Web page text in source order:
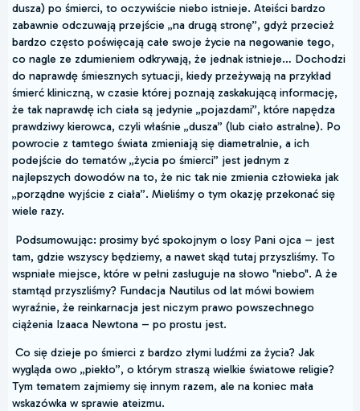
dusza) po śmierci, to oczywiście niebo istnieje. Ateiści bardzo
zabawnie odczuwają przejście „na drugą stronę”, gdyż przecież
bardzo często poświęcają całe swoje życie na negowanie tego,
co nagle ze zdumieniem odkrywają, że jednak istnieje… Dochodzi
do naprawdę śmiesznych sytuacji, kiedy przeżywają na przykład
śmierć kliniczną, w czasie której poznają zaskakującą informację,
że tak naprawdę ich ciała są jedynie „pojazdami”, które napędza
prawdziwy kierowca, czyli właśnie „dusza” (lub ciało astralne). Po
powrocie z tamtego świata zmieniają się diametralnie, a ich
podejście do tematów „życia po śmierci” jest jednym z
najlepszych dowodów na to, że nic tak nie zmienia człowieka jak
„porządne wyjście z ciała”. Mieliśmy o tym okazję przekonać się
wiele razy.
Podsumowując: prosimy być spokojnym o losy Pani ojca – jest
tam, gdzie wszyscy będziemy, a nawet skąd tutaj przyszliśmy. To
wspniałe miejsce, które w pełni zasługuje na słowo "niebo". A że
stamtąd przyszliśmy? Fundacja Nautilus od lat mówi bowiem
wyraźnie, że reinkarnacja jest niczym prawo powszechnego
ciążenia Izaaca Newtona – po prostu jest.
Co się dzieje po śmierci z bardzo złymi ludźmi za życia? Jak
wygląda owo „piekło”, o którym straszą wielkie światowe religie?
Tym tematem zajmiemy się innym razem, ale na koniec mała
wskazówka w sprawie ateizmu.